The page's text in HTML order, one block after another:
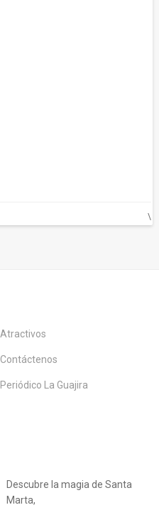
\
Atractivos
Contáctenos
Periódico La Guajira
Descubre la magia de Santa
Marta,